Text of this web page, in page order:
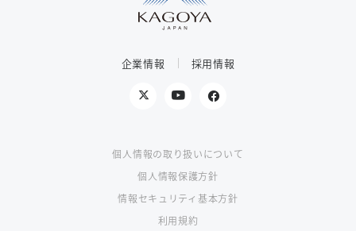
企業情報 採用情報
個人情報の取り扱いについて
個人情報保護方針
情報セキュリティ基本方針
利用規約